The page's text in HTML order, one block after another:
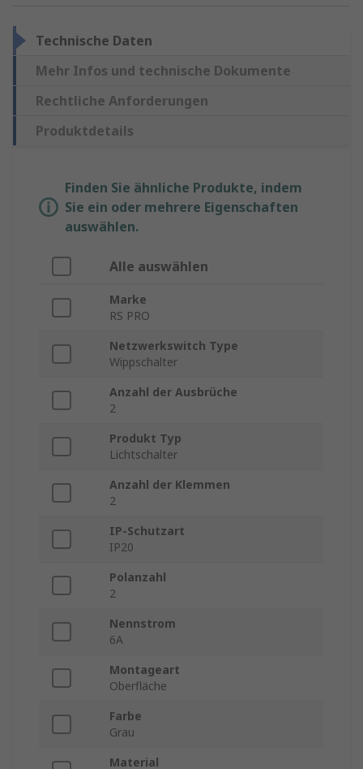
Technische Daten
Mehr Infos und technische Dokumente
Rechtliche Anforderungen
Produktdetails
Finden Sie ähnliche Produkte, indem
Sie ein oder mehrere Eigenschaften
auswählen.
Alle auswählen
Marke
RS PRO
Netzwerkswitch Type
Wippschalter
Anzahl der Ausbrüche
2
Produkt Typ
Lichtschalter
Anzahl der Klemmen
2
IP-Schutzart
IP20
Polanzahl
2
Nennstrom
6A
Montageart
Oberfläche
Farbe
Grau
Material